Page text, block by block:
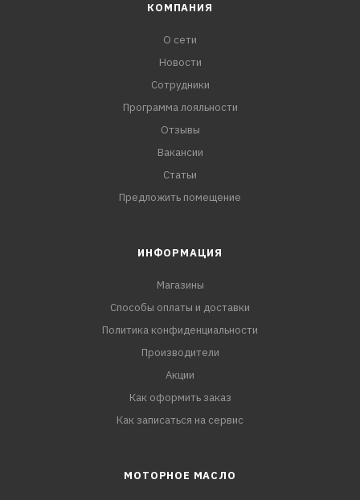
КОМПАНИЯ
О сети
Новости
Сотрудники
Программа лояльности
Отзывы
Вакансии
Статьи
Предложить помещение
ИНФОРМАЦИЯ
Магазины
Способы оплаты и доставки
Политика конфиденциальности
Производители
Акции
Как оформить заказ
Как записаться на сервис
МОТОРНОЕ МАСЛО